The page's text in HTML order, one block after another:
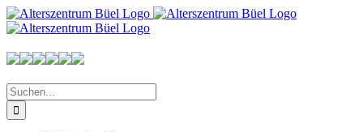
Zum
Inhalt
Suche
nach: